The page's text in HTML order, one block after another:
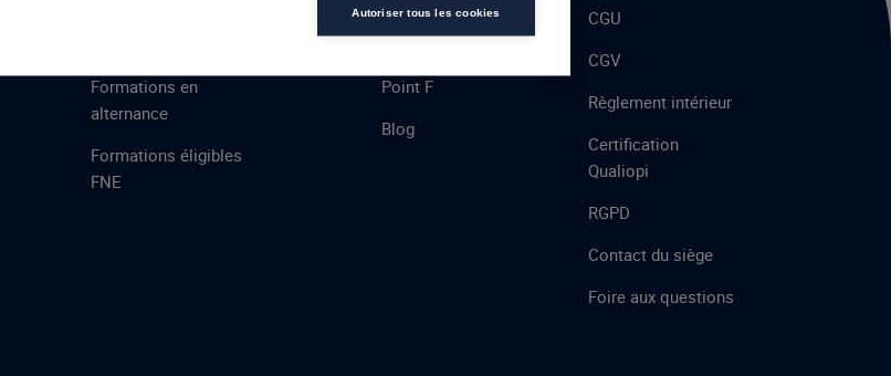
Formations en
alternance
Formations éligibles
FNE
Point F
Blog
CGU
CGV
Règlement intérieur
Certification
Qualiopi
RGPD
Contact du siège
Foire aux questions
Autoriser tous les cookies